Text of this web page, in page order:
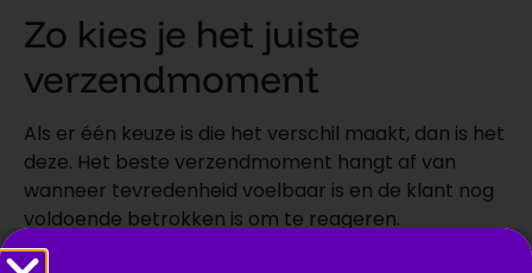
Zo kies je het juiste
verzendmoment
Als er één keuze is die het verschil maakt, dan is het
deze. Het beste verzendmoment hangt af van
wanneer tevredenheid voelbaar is en de klant nog
voldoende betrokken is om te reageren.